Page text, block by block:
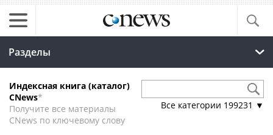
Разделы
Индексная книга (каталог)
CNews*
Получите все материалы
CNews по ключевому слову
Все категории 199231 ▼